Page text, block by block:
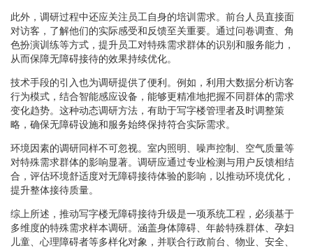
此外，调研过程中还应关注员工自身的培训需求。前台人员直接面
对访客，了解他们的实际感受和反馈至关重要。通过问卷调查、角
色扮演训练等方式，提升员工对特殊需求群体的识别和服务能力，
从而保障无障碍接待的效果持续优化。
技术手段的引入也为调研提供了便利。例如，利用大数据分析访客
行为模式，结合智能感应设备，能够更精准地把握不同群体的需求
变化趋势。这种动态调研方法，有助于写字楼管理者及时调整策
略，确保无障碍设施和服务始终保持符合实际需求。
环境因素的调研同样不可忽视。室内照明、噪声控制、空气质量等
对特殊需求群体的影响显著。调研应通过专业检测与用户反馈相结
合，评估环境舒适度对无障碍接待体验的影响，以推动环境优化，
提升整体接待质量。
综上所述，推动写字楼无障碍接待升级是一项系统工程，必须基于
多维度的特殊需求样本调研。涵盖身体障碍、年龄特殊群体、孕妇
儿童、心理障碍者等多样化对象，并联合行政前台、物业、安全、